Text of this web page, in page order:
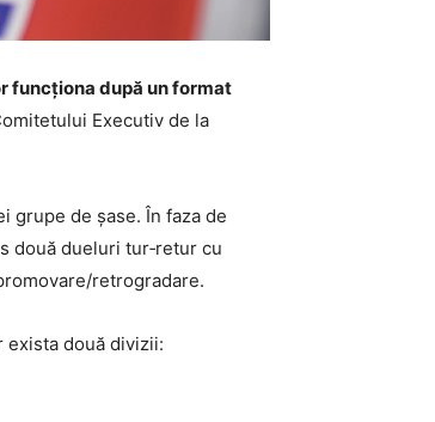
funcționa după un format
Executiv de la
grupe de șase. În faza de
două dueluri tur‑retur cu
retrogradare.
exista două divizii: